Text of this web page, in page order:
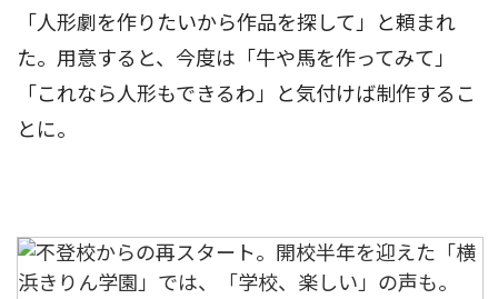
「人形劇を作りたいから作品を探して」と頼まれ
た。用意すると、今度は「牛や馬を作ってみて」
「これなら人形もできるわ」と気付けば制作するこ
とに。